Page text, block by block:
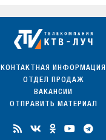
КОНТАКТНАЯ ИНФОРМАЦИЯ
ОТДЕЛ ПРОДАЖ
ВАКАНСИИ
ОТПРАВИТЬ МАТЕРИАЛ